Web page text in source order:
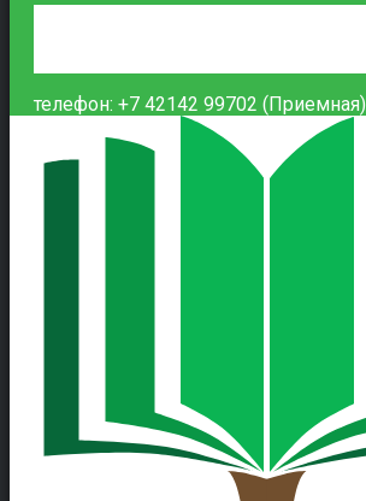
телефон: +7 42142 99702 (Приемная)